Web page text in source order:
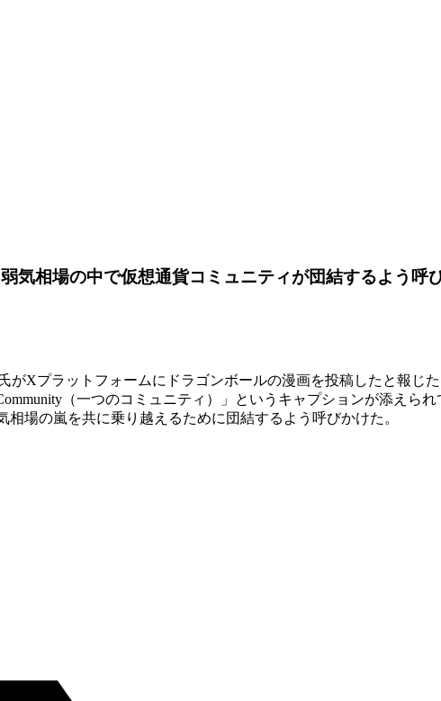
気相場の中で仮想通貨コミュニティが団結するよう呼
がXプラットフォームにドラゴンボールの漫画を投稿したと報じ
（一つのコミュニティ）」というキャプションが添えら
場の嵐を共に乗り越えるために団結するよう呼びかけた。